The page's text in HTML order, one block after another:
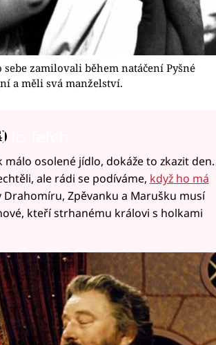
zamilovali během natáčení Pyšné
a měli svá manželství.
to fetch
osolené jídlo, dokáže to zkazit den.
ale rádi se podíváme, když ho má
Zpěvanku a Marušku musí
kteří strhanému královi s holkami